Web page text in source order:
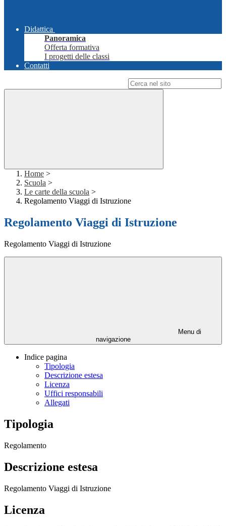
Didattica
Panoramica
Offerta formativa
I progetti delle classi
Contatti
Home >
Scuola >
Le carte della scuola >
Regolamento Viaggi di Istruzione
Regolamento Viaggi di Istruzione
Regolamento Viaggi di Istruzione
Menu di
navigazione
Indice pagina
Tipologia
Descrizione estesa
Licenza
Uffici responsabili
Allegati
Tipologia
Regolamento
Descrizione estesa
Regolamento Viaggi di Istruzione
Licenza